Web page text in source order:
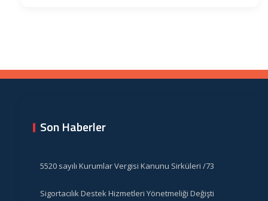
Son Haberler
5520 sayılı Kurumlar Vergisi Kanunu Sirküleri /73
Sigortacılık Destek Hizmetleri Yönetmeliği Değişti